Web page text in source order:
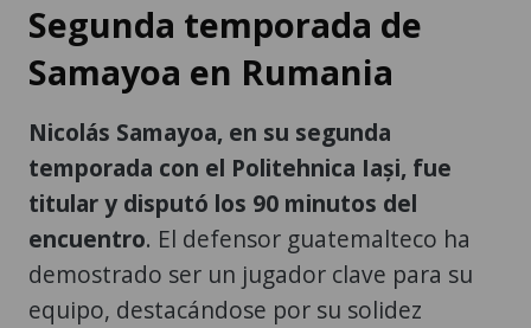
Segunda temporada de
Samayoa en Rumania
Nicolás Samayoa, en su segunda
temporada con el Politehnica Iași, fue
titular y disputó los 90 minutos del
encuentro. El defensor guatemalteco ha
demostrado ser un jugador clave para su
equipo, destacándose por su solidez